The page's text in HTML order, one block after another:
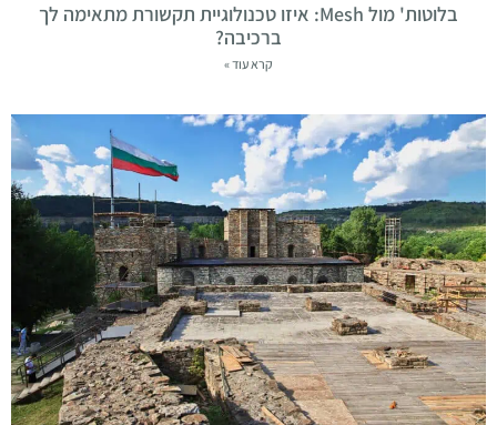
בלוטות' מול Mesh: איזו טכנולוגיית תקשורת מתאימה לך
ברכיבה?
קרא עוד »